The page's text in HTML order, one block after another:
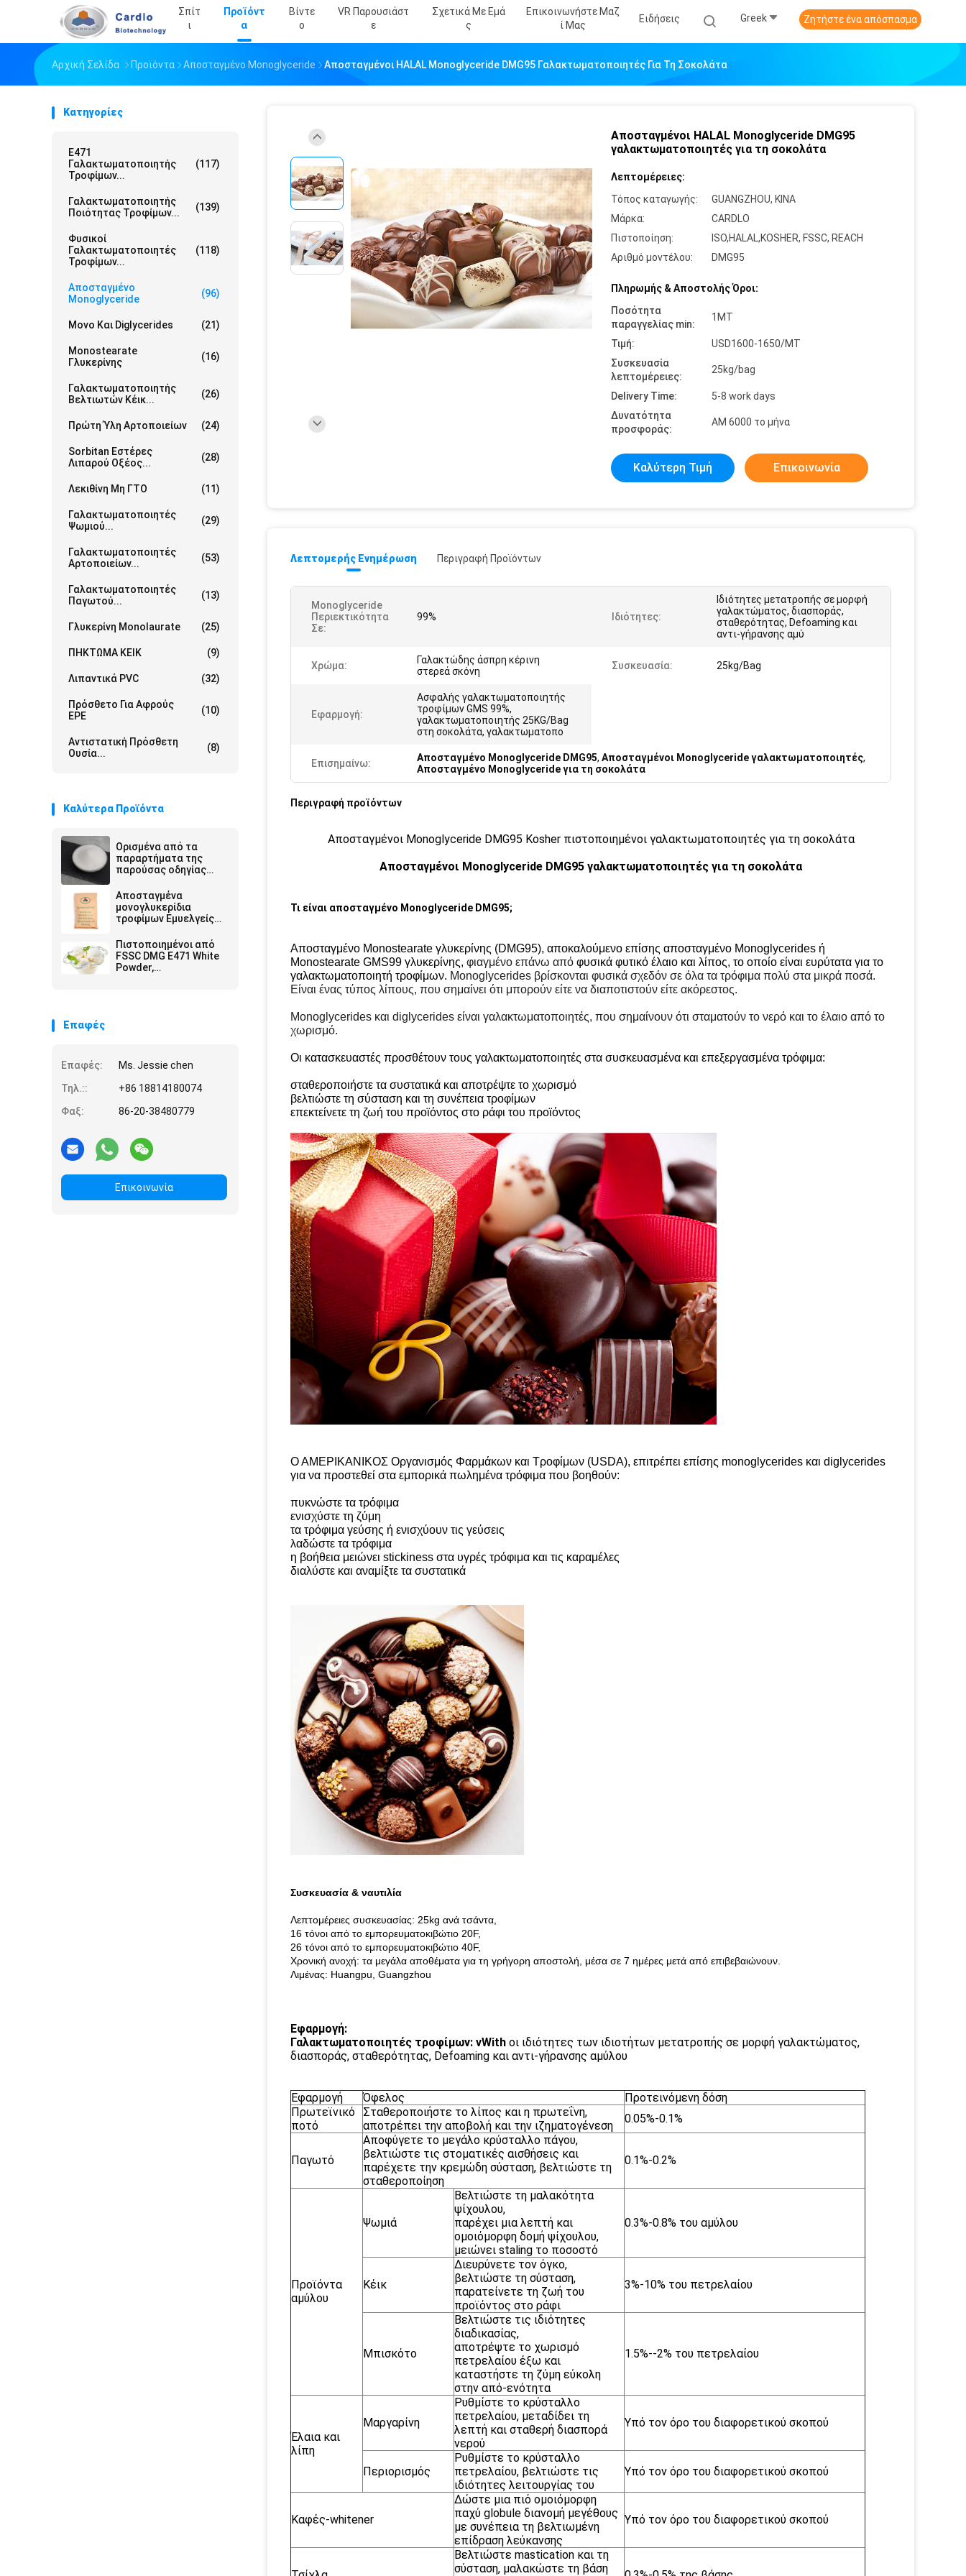
Σπίτ
Ι
Προϊόντ
Α
Βίντε
Ο
VR Παρουσιάστ
Ε
Σχετικά Με Εμά
Σ
Επικοινωνήστε Μαζ
Ί Μας
Ειδήσεις Greek Ζητήστε ένα απόσπασμα
Αρχική Σελίδα Προϊόντα Αποσταγμένο Monoglyceride Αποσταγμένοι HALAL Monoglyceride DMG95 Γαλακτωματοποιητές Για Τη Σοκολάτα
Κατηγορίες
E471
Γαλακτωματοποιητής
Τροφίμων...
(117)
Γαλακτωματοποιητής
Ποιότητας Τροφίμων...
(139)
Φυσικοί
Γαλακτωματοποιητές
Τροφίμων...
(118)
Αποσταγμένο
Monoglyceride
(96)
Μονο Και Diglycerides (21)
Monostearate
Γλυκερίνης
(16)
Γαλακτωματοποιητής
Βελτιωτών Κέικ...
(26)
Πρώτη Ύλη Αρτοποιείων (24)
Sorbitan Εστέρες
Λιπαρού Οξέος...
(28)
Λεκιθίνη Μη ΓΤΟ (11)
Γαλακτωματοποιητές
Ψωμιού...
(29)
Γαλακτωματοποιητές
Αρτοποιείων...
(53)
Γαλακτωματοποιητές
Παγωτού...
(13)
Γλυκερίνη Monolaurate (25)
ΠΗΚΤΩΜΑ ΚΕΙΚ (9)
Λιπαντικά PVC (32)
Πρόσθετο Για Αφρούς
EPE
(10)
Αντιστατική Πρόσθετη
Ουσία...
(8)
Καλύτερα Προϊόντα
Ορισμένα από τα
παραρτήματα της
παρούσας οδηγίας
περιλαμβάνονται στο
παράρτημα της
παρούσας οδηγίας.
Αποσταγμένα
μονογλυκερίδια
τροφίμων Εμυελγείς
παραγωγή DATEM
Πιστοποιημένοι από
FSSC DMG E471 White
Powder,
Επαφές
Επαφές:
Ms. Jessie chen
Τηλ.::
+86 18814180074
Φαξ:
86-20-38480779
Επικοινωνία
Αποσταγμένοι HALAL Monoglyceride DMG95
γαλακτωματοποιητές για τη σοκολάτα
Λεπτομέρειες:
Τόπος καταγωγής:
GUANGZHOU, ΚΙΝΑ
Μάρκα:
CARDLO
Πιστοποίηση:
ISO,HALAL,KOSHER, FSSC, REACH
Αριθμό μοντέλου:
DMG95
Πληρωμής & Αποστολής Όροι:
Ποσότητα
παραγγελίας min:
1MT
Τιμή:
USD1600-1650/MT
Συσκευασία
λεπτομέρειες:
25kg/bag
Delivery Time:
5-8 work days
Δυνατότητα
προσφοράς:
ΑΜ 6000 το μήνα
Καλύτερη Τιμή Επικοινωνία
Λεπτομερής Ενημέρωση Περιγραφή Προϊόντων
Monoglyceride
Περιεκτικότητα
Σε:
99% Ιδιότητες:
Ιδιότητες μετατροπής σε μορφή
γαλακτώματος, διασποράς,
σταθερότητας, Defoaming και
αντι-γήρανσης αμύ
Χρώμα:
Γαλακτώδης άσπρη κέρινη
στερεά σκόνη
Συσκευασία: 25kg/Bag
Εφαρμογή:
Ασφαλής γαλακτωματοποιητής
τροφίμων GMS 99%,
γαλακτωματοποιητής 25KG/Bag
στη σοκολάτα, γαλακτωματοπο
Επισημαίνω: Αποσταγμένο Monoglyceride DMG95, Αποσταγμένοι Monoglyceride γαλακτωματοποιητές,
Αποσταγμένο Monoglyceride για τη σοκολάτα
Περιγραφή προϊόντων
Αποσταγμένοι Monoglyceride DMG95 Kosher πιστοποιημένοι γαλακτωματοποιητές για τη σοκολάτα
Αποσταγμένοι Monoglyceride DMG95 γαλακτωματοποιητές για τη σοκολάτα
Τι είναι αποσταγμένο Monoglyceride DMG95;
Αποσταγμένο Monostearate γλυκερίνης (DMG95), αποκαλούμενο επίσης αποσταγμένο Monoglycerides ή
Monostearate GMS99 γλυκερίνης, φιαγμένο επάνω από φυσικά φυτικό έλαιο και λίπος, το οποίο είναι ευρύτατα για το
γαλακτωματοποιητή τροφίμων. Monoglycerides βρίσκονται φυσικά σχεδόν σε όλα τα τρόφιμα πολύ στα μικρά ποσά.
Είναι ένας τύπος λίπους, που σημαίνει ότι μπορούν είτε να διαποτιστούν είτε ακόρεστος.
Monoglycerides και diglycerides είναι γαλακτωματοποιητές, που σημαίνουν ότι σταματούν το νερό και το έλαιο από το
χωρισμό.
Οι κατασκευαστές προσθέτουν τους γαλακτωματοποιητές στα συσκευασμένα και επεξεργασμένα τρόφιμα:
σταθεροποιήστε τα συστατικά και αποτρέψτε το χωρισμό
βελτιώστε τη σύσταση και τη συνέπεια τροφίμων
επεκτείνετε τη ζωή του προϊόντος στο ράφι του προϊόντος
Ο ΑΜΕΡΙΚΑΝΙΚΟΣ Οργανισμός Φαρμάκων και Τροφίμων (USDA), επιτρέπει επίσης monoglycerides και diglycerides
για να προστεθεί στα εμπορικά πωλημένα τρόφιμα που βοηθούν:
πυκνώστε τα τρόφιμα
ενισχύστε τη ζύμη
τα τρόφιμα γεύσης ή ενισχύουν τις γεύσεις
λαδώστε τα τρόφιμα
η βοήθεια μειώνει stickiness στα υγρές τρόφιμα και τις καραμέλες
διαλύστε και αναμίξτε τα συστατικά
Συσκευασία & ναυτιλία
Λεπτομέρειες συσκευασίας: 25kg ανά τσάντα,
16 τόνοι από το εμπορευματοκιβώτιο 20F,
26 τόνοι από το εμπορευματοκιβώτιο 40F,
Χρονική ανοχή: τα μεγάλα αποθέματα για τη γρήγορη αποστολή, μέσα σε 7 ημέρες μετά από επιβεβαιώνουν.
Λιμένας: Huangpu, Guangzhou
Εφαρμογή:
Γαλακτωματοποιητές τροφίμων: vWith οι ιδιότητες των ιδιοτήτων μετατροπής σε μορφή γαλακτώματος,
διασποράς, σταθερότητας, Defoaming και αντι-γήρανσης αμύλου
Εφαρμογή Όφελος
Προτεινόμενη δόση
Πρωτεϊνικό
ποτό
Σταθεροποιήστε το λίπος και η πρωτεΐνη,
αποτρέπει την αποβολή και την ιζηματογένεση
0.05%-0.1%
Παγωτό
Αποφύγετε το μεγάλο κρύσταλλο πάγου,
βελτιώστε τις στοματικές αισθήσεις και
παρέχετε την κρεμώδη σύσταση, βελτιώστε τη
σταθεροποίηση
0.1%-0.2%
Προϊόντα
αμύλου
Ψωμιά
Βελτιώστε τη μαλακότητα
ψίχουλου,
παρέχει μια λεπτή και
ομοιόμορφη δομή ψίχουλου,
μειώνει staling το ποσοστό
0.3%-0.8% του αμύλου
Κέικ
Διευρύνετε τον όγκο,
βελτιώστε τη σύσταση,
παρατείνετε τη ζωή του
προϊόντος στο ράφι
3%-10% του πετρελαίου
Μπισκότο
Βελτιώστε τις ιδιότητες
διαδικασίας,
αποτρέψτε το χωρισμό
πετρελαίου έξω και
καταστήστε τη ζύμη εύκολη
στην από-ενότητα
1.5%--2% του πετρελαίου
Έλαια και
λίπη
Μαργαρίνη
Ρυθμίστε το κρύσταλλο
πετρελαίου, μεταδίδει τη
λεπτή και σταθερή διασπορά
νερού
Υπό τον όρο του διαφορετικού σκοπού
Περιορισμός
Ρυθμίστε το κρύσταλλο
πετρελαίου, βελτιώστε τις
ιδιότητες λειτουργίας του
Υπό τον όρο του διαφορετικού σκοπού
Καφές-whitener
Δώστε μια πιό ομοιόμορφη
παχύ globule διανομή μεγέθους
με συνέπεια τη βελτιωμένη
επίδραση λεύκανσης
Υπό τον όρο του διαφορετικού σκοπού
Βελτιώστε mastication και τη
σύσταση, μαλακώστε τη βάση